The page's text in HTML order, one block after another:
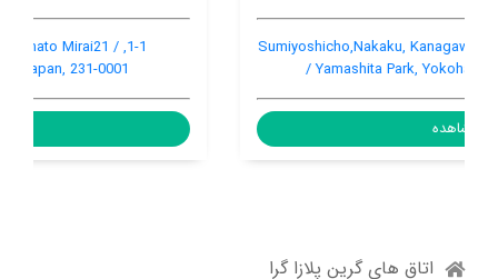
1-1, Shinko-2 Chome, Naka-Ku, Minato Mirai21 /
Sakuragicho, Yokohama, Japan, 231-0001
مشاهده
اتاق های گرین پلازا گرا